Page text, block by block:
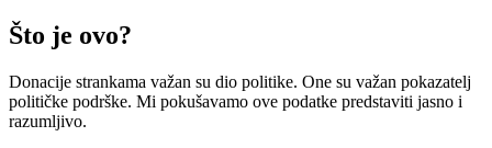
Što je ovo?
Donacije strankama važan su dio politike. One su važan pokazatelj
političke podrške. Mi pokušavamo ove podatke predstaviti jasno i
razumljivo.